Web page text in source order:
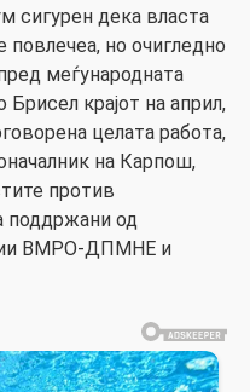
сигурен дека власта
но очигледно
меѓународната
крајот на април,
целата работа,
на Карпош,
против
поддржани од
ВМРО-ДПМНЕ и